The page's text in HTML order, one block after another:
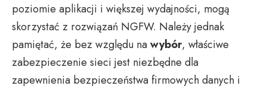
poziomie aplikacji i większej wydajności, mogą
skorzystać z rozwiązań NGFW. Należy jednak
pamiętać, że bez względu nawybór, właściwe
zabezpieczenie sieci jest niezbędne dla
zapewnienia bezpieczeństwa firmowych danych i